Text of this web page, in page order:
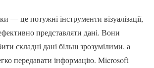
— це потужні інструменти візуалізації,
представляти дані. Вони
складні дані більш зрозумілими, а
передавати інформацію. Microsoft